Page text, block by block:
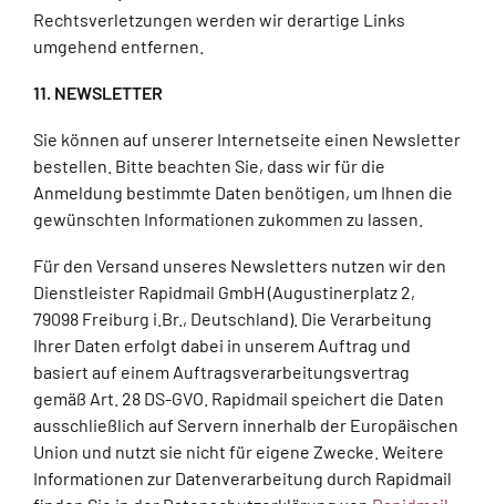
Rechtsverletzungen werden wir derartige Links
umgehend entfernen.
11. NEWSLETTER
Sie können auf unserer Internetseite einen Newsletter
bestellen. Bitte beachten Sie, dass wir für die
Anmeldung bestimmte Daten benötigen, um Ihnen die
gewünschten Informationen zukommen zu lassen.
Für den Versand unseres Newsletters nutzen wir den
Dienstleister Rapidmail GmbH (Augustinerplatz 2,
79098 Freiburg i.Br., Deutschland). Die Verarbeitung
Ihrer Daten erfolgt dabei in unserem Auftrag und
basiert auf einem Auftragsverarbeitungsvertrag
gemäß Art. 28 DS-GVO. Rapidmail speichert die Daten
ausschließlich auf Servern innerhalb der Europäischen
Union und nutzt sie nicht für eigene Zwecke. Weitere
Informationen zur Datenverarbeitung durch Rapidmail